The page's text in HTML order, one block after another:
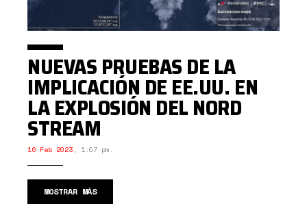
NUEVAS PRUEBAS DE LA
IMPLICACIÓN DE EE.UU. EN
LA EXPLOSIÓN DEL NORD
STREAM
16 Feb 2023, 1:07 pm.
MOSTRAR MÁS